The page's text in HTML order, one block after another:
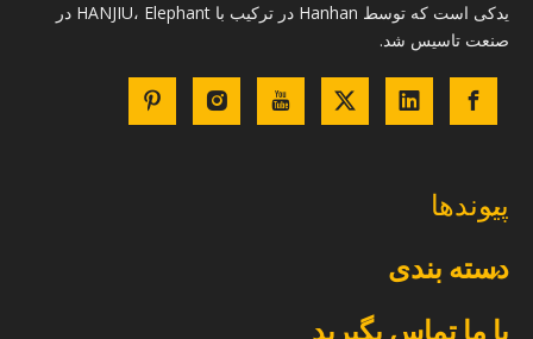
یدکی است که توسط Hanhan در ترکیب با HANJIU، Elephant در
صنعت تاسیس شد.
پیوندها
دسته بندی
با ما تماس بگیرید